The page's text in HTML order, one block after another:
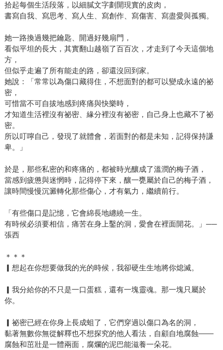
拾起每個生活段落，以細膩文字劃開現實的皮肉，
書寫自我、寫思考、寫人生、寫創作、寫傷害、寫盡愛與孤獨。
她一路換過幾把鑰匙、開過好幾扇門，
看似平坦的長大，其實翻山越嶺了百百次，才走到了今天這個地
方，
但似乎走遍了所有能走的路，卻還沒回到家。
她說：「常常以為傷口藏得住，不想面對的都可以變成永遠的祕
密，
可惜當不可自拔地感到疼痛與快樂時，
才知道生活裡沒有祕密、緣分裡沒有祕密，自己身上也藏不了祕
密。
所以叮嚀自己，發現了就體會，若面對的都是未知，記得保持謙
卑。」
於是，那些私密的和疼痛的，都被時光釀成了溫潤的梅子酒，
當感到疲憊與迷惘時，記得停下來，釀一甕屬於自己的梅子酒，
讓時間慢慢沉澱轉化那些傷心，才有氣力，繼續前行。
「有些傷口是記憶，它會綿長地纏繞一生。
有時候必須要相信，痛苦在身上鑿的洞，愛會在裡面開花。」──
張西
＊＊＊
▎想起在你想要做我的光的時候，我卻硬生生地將你熄滅。
▎我分給你的不只是一口蛋糕，還有一塊靈魂。那一塊只屬於
你。
▎祕密已經在你身上長成蛆了，它們穿過以傷口為名的洞，
黏著無數你無從解釋也不想探究的他人看法，自顧自地腐蝕——
腐蝕和茁壯是一體兩面，腐爛的泥巴能滋養一朵花。